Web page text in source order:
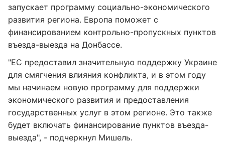
запускает программу социально-экономического
развития региона. Европа поможет с
финансированием контрольно-пропускных пунктов
въезда-выезда на Донбассе.
"ЕС предоставил значительную поддержку Украине
для смягчения влияния конфликта, и в этом году
мы начинаем новую программу для поддержки
экономического развития и предоставления
государственных услуг в этом регионе. Это также
будет включать финансирование пунктов въезда-
выезда", - подчеркнул Мишель.